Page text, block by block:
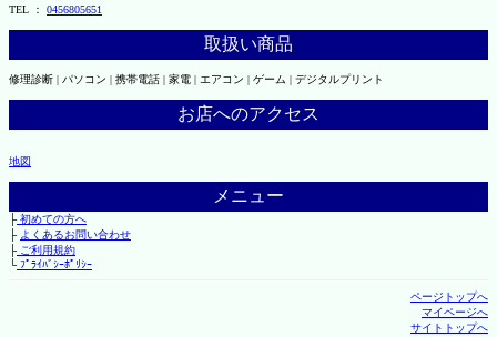
TEL ： 0456805651
取扱い商品
修理診断 | パソコン | 携帯電話 | 家電 | エアコン | ゲーム | デジタルプリント
お店へのアクセス
地図
メニュー
├初めての方へ
├ よくあるお問い合わせ
├ご利用規約
└ﾌﾟﾗｲﾊﾞｼｰﾎﾟﾘｼｰ
ページトップへ
マイページへ
サイトトップへ